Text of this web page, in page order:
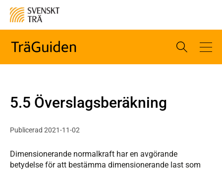
5.5 Överslagsberäkning
Publicerad 2021-11-02
Dimensionerande normalkraft har en avgörande
betydelse för att bestämma dimensionerande last som